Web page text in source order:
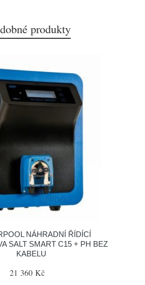
produkty
NÁHRADNÍ ŘÍDÍCÍ
SALT SMART C15 + PH BEZ
KABELU
21 360 Kč